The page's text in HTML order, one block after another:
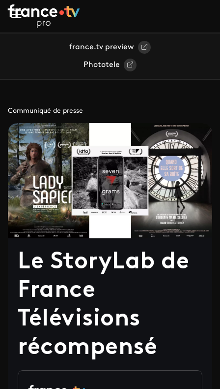
Aller au contenu principal
france.tv preview
Phototele
Communiqué de presse
Le StoryLab de
France
Télévisions
récompensé